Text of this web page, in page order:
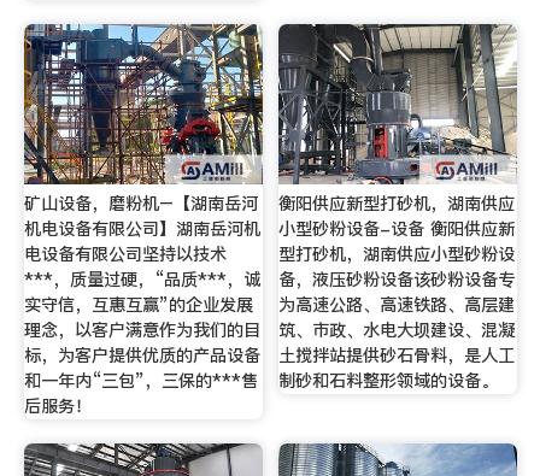
矿山设备，磨粉机–【湖南岳河
机电设备有限公司】湖南岳河机
电设备有限公司坚持以技术
***，质量过硬，“品质***，诚
实守信，互惠互赢”的企业发展
理念，以客户满意作为我们的目
标，为客户提供优质的产品设备
和一年内“三包”，三保的***售
后服务！
衡阳供应新型打砂机，湖南供应
小型砂粉设备-设备 衡阳供应新
型打砂机，湖南供应小型砂粉设
备，液压砂粉设备该砂粉设备专
为高速公路、高速铁路、高层建
筑、市政、水电大坝建设、混凝
土搅拌站提供砂石骨料，是人工
制砂和石料整形领域的设备。